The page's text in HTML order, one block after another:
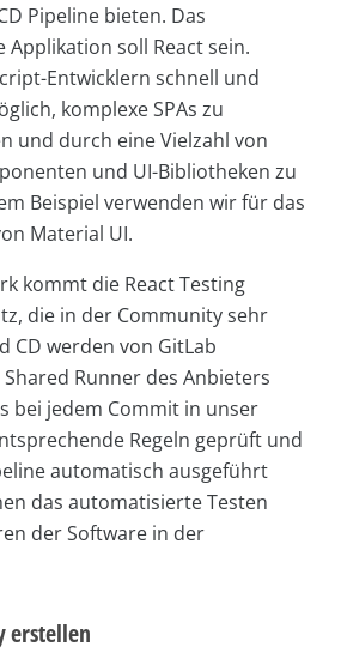
Pipeline bieten. Das
Applikation soll React sein.
Entwicklern schnell und
komplexe SPAs zu
und durch eine Vielzahl von
und UI-Bibliotheken zu
Beispiel verwenden wir für das
Material UI.
kommt die React Testing
die in der Community sehr
CD werden von GitLab
Runner des Anbieters
bei jedem Commit in unser
Regeln geprüft und
automatisch ausgeführt
das automatisierte Testen
der Software in der
erstellen